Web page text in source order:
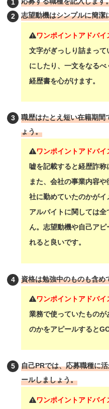
志望動機はシンプルに簡潔
ワンポイントアドバイ
文字がぎっしり詰まっ
にしたり、一文をなる
経歴書を心がけます。
職歴はたとえ短い在籍期間
ょう。
ワンポイントアドバイ
嘘を記載すると経歴詐
また、会社の事業内容
社に勤めていたのかがイ
アルバイトに関しては
ん。志望動機や自己ア
れると良いです。
資格は勉強中のものも含め
ワンポイントアドバイ
業務で使っていたもの
のかをアピールすると
自己PRでは、応募職種に
ールしましょう。
ワンポイントアドバイ